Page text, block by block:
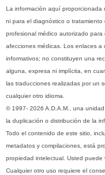
La información aquí
ni para el diagnóstico o
profesional médico autorizado
afecciones médicas. Los enlaces
informativos; no constituyen una
alguna, expresa ni implícita, en
las traducciones realizadas por un
cualquier otro idioma.
© 1997- 2026 A.D.A.M., una
la duplicación o distribución de la
Todo el contenido de este sitio,
metadatos y compilaciones, está
propiedad intelectual. Usted puede
Cualquier otro uso requiere el